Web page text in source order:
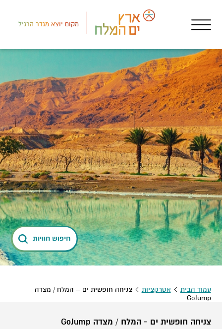
מקום יוצא מגדר הרגיל
חיפוש חוויות
עמוד הבית אטרקציות
צניחה חופשית ים – המלח / מצדה
GoJump
צניחה חופשית ים - המלח / מצדה GoJump